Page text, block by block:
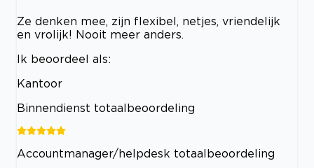
Ze denken mee, zijn flexibel, netjes, vriendelijk
en vrolijk! Nooit meer anders.
Ik beoordeel als:
Kantoor
Binnendienst totaalbeoordeling
Accountmanager/helpdesk totaalbeoordeling